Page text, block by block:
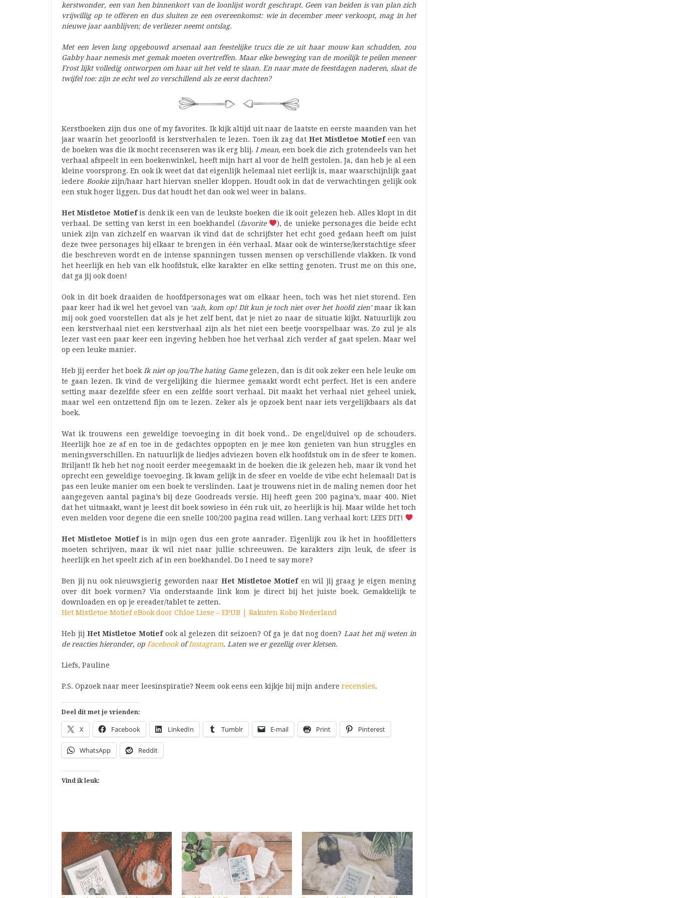
kerstwonder, een van hen binnenkort van de loonlijst wordt geschrapt. Geen van beiden is van plan zich
vrijwillig op te offeren en dus sluiten ze een overeenkomst: wie in december meer verkoopt, mag in het
nieuwe jaar aanblijven; de verliezer neemt ontslag.
Met een leven lang opgebouwd arsenaal aan feestelijke trucs die ze uit haar mouw kan schudden, zou
Gabby haar nemesis met gemak moeten overtreffen. Maar elke beweging van de moeilijk te peilen meneer
Frost lijkt volledig ontworpen om haar uit het veld te slaan. En naar mate de feestdagen naderen, slaat de
twijfel toe: zijn ze echt wel zo verschillend als ze eerst dachten?
Kerstboeken zijn dus one of my favorites. Ik kijk altijd uit naar de laatste en eerste maanden van het
jaar waarin het geoorloofd is kerstverhalen te lezen. Toen ik zag datHet Mistletoe Motiefeen van
de boeken was die ik mocht recenseren was ik erg blij. I mean, een boek die zich grotendeels van het
verhaal afspeelt in een boekenwinkel, heeft mijn hart al voor de helft gestolen. Ja, dan heb je al een
kleine voorsprong. En ook ik weet dat dat eigenlijk helemaal niet eerlijk is, maar waarschijnlijk gaat
iedere Bookiezijn/haar hart hiervan sneller kloppen. Houdt ook in dat de verwachtingen gelijk ook
een stuk hoger liggen. Dus dat houdt het dan ook wel weer in balans.
Het Mistletoe Motiefis denk ik een van de leukste boeken die ik ooit gelezen heb. Alles klopt in dit
verhaal. De setting van kerst in een boekhandel (favorite
), de unieke personages die beide echt
uniek zijn van zichzelf en waarvan ik vind dat de schrijfster het echt goed gedaan heeft om juist
deze twee personages bij elkaar te brengen in één verhaal. Maar ook de winterse/kerstachtige sfeer
die beschreven wordt en de intense spanningen tussen mensen op verschillende vlakken. Ik vond
het heerlijk en heb van elk hoofdstuk, elke karakter en elke setting genoten. Trust me on this one,
dat ga jij ook doen!
Ook in dit boek draaiden de hoofdpersonages wat om elkaar heen, toch was het niet storend. Een
paar keer had ik wel het gevoel van ‘aah, kom op! Dit kun je toch niet over het hoofd zien’maar ik kan
mij ook goed voorstellen dat als je het zelf bent, dat je niet zo naar de situatie kijkt. Natuurlijk zou
een kerstverhaal niet een kerstverhaal zijn als het niet een beetje voorspelbaar was. Zo zul je als
lezer vast een paar keer een ingeving hebben hoe het verhaal zich verder af gaat spelen. Maar wel
op een leuke manier.
Heb jij eerder het boek Ik niet op jou/The hating Game gelezen, dan is dit ook zeker een hele leuke om
te gaan lezen. Ik vind de vergelijking die hiermee gemaakt wordt echt perfect. Het is een andere
setting maar dezelfde sfeer en een zelfde soort verhaal. Dit maakt het verhaal niet geheel uniek,
maar wel een ontzettend fijn om te lezen. Zeker als je opzoek bent naar iets vergelijkbaars als dat
boek.
Wat ik trouwens een geweldige toevoeging in dit boek vond.. De engel/duivel op de schouders.
Heerlijk hoe ze af en toe in de gedachtes oppopten en je mee kon genieten van hun struggles en
meningsverschillen. En natuurlijk de liedjes adviezen boven elk hoofdstuk om in de sfeer te komen.
Briljant! Ik heb het nog nooit eerder meegemaakt in de boeken die ik gelezen heb, maar ik vond het
oprecht een geweldige toevoeging. Ik kwam gelijk in de sfeer en voelde de vibe echt helemaal! Dat is
pas een leuke manier om een boek te verslinden. Laat je trouwens niet in de maling nemen door het
aangegeven aantal pagina’s bij deze Goodreads versie. Hij heeft geen 200 pagina’s, maar 400. Niet
dat het uitmaakt, want je leest dit boek sowieso in één ruk uit, zo heerlijk is hij. Maar wilde het toch
even melden voor degene die een snelle 100/200 pagina read willen. Lang verhaal kort: LEES DIT!
Het Mistletoe Motiefis in mijn ogen dus een grote aanrader. Eigenlijk zou ik het in hoofdletters
moeten schrijven, maar ik wil niet naar jullie schreeuwen. De karakters zijn leuk, de sfeer is
heerlijk en het speelt zich af in een boekhandel. Do I need te say more?
Ben jij nu ook nieuwsgierig geworden naar Het Mistletoe Motiefen wil jij graag je eigen mening
over dit boek vormen? Via onderstaande link kom je direct bij het juiste boek. Gemakkelijk te
downloaden en op je ereader/tablet te zetten.
Het Mistletoe Motief eBook door Chloe Liese – EPUB | Rakuten Kobo Nederland
Heb jij Het Mistletoe Motiefook al gelezen dit seizoen? Of ga je dat nog doen? Laat het mij weten in
de reacties hieronder, op FacebookofInstagram. Laten we er gezellig over kletsen.
Liefs, Pauline
P.S. Opzoek naar meer leesinspiratie? Neem ook eens een kijkje bij mijn andere recensies.
Deel dit met je vrienden:
X Facebook LinkedIn Tumblr E-mail Print Pinterest
WhatsApp Reddit
Vind ik leuk: